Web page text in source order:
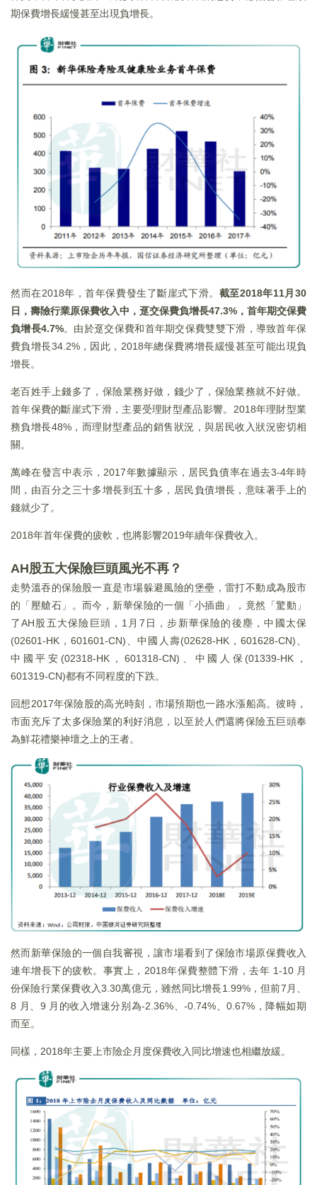
期保費增長緩慢甚至出現負增長。
然而在2018年，首年保費發生了斷崖式下滑。 截至2018年11月30
日，壽險行業原保費收入中，趸交保費負增長47.3%，首年期交保費
負增長4.7%。由於趸交保費和首年期交保費雙雙下滑，導致首年保
費負增長34.2%，因此，2018年總保費將增長緩慢甚至可能出現負
增長。
老百姓手上錢多了，保險業務好做，錢少了，保險業務就不好做。
首年保費的斷崖式下滑，主要受理財型產品影響。2018年理財型業
務負增長48%，而理財型產品的銷售狀況，與居民收入狀況密切相
關。
萬峰在發言中表示，2017年數據顯示，居民負債率在過去3-4年時
間，由百分之三十多增長到五十多，居民負債增長，意味著手上的
錢就少了。
2018年首年保費的疲軟，也將影響2019年續年保費收入。
AH股五大保險巨頭風光不再？
走勢溫吞的保險股一直是市場躲避風險的堡壘，雷打不動成為股市
的「壓艙石」。而今，新華保險的一個「小插曲」，竟然「驚動」
了AH股五大保險巨頭，1月7日，步新華保險的後塵，中國太保
(02601-HK，601601-CN)、中國人壽(02628-HK，601628-CN)、
中國平安(02318-HK，601318-CN)、中國人保(01339-HK，
601319-CN)都有不同程度的下跌。
回想2017年保險股的高光時刻，市場預期也一路水漲船高。彼時，
市面充斥了太多保險業的利好消息，以至於人們還將保險五巨頭奉
為鮮花禮樂神壇之上的王者。
然而新華保險的一個自我審視，讓市場看到了保險市場原保費收入
連年增長下的疲軟。事實上，2018年保費整體下滑，去年 1-10 月
份保險行業保費收入3.30萬億元，雖然同比增長1.99%，但前7月、
8 月、9 月的收入增速分别為-2.36%、-0.74%、0.67%，降幅如期
而至。
同樣，2018年主要上市險企月度保費收入同比增速也相繼放緩。